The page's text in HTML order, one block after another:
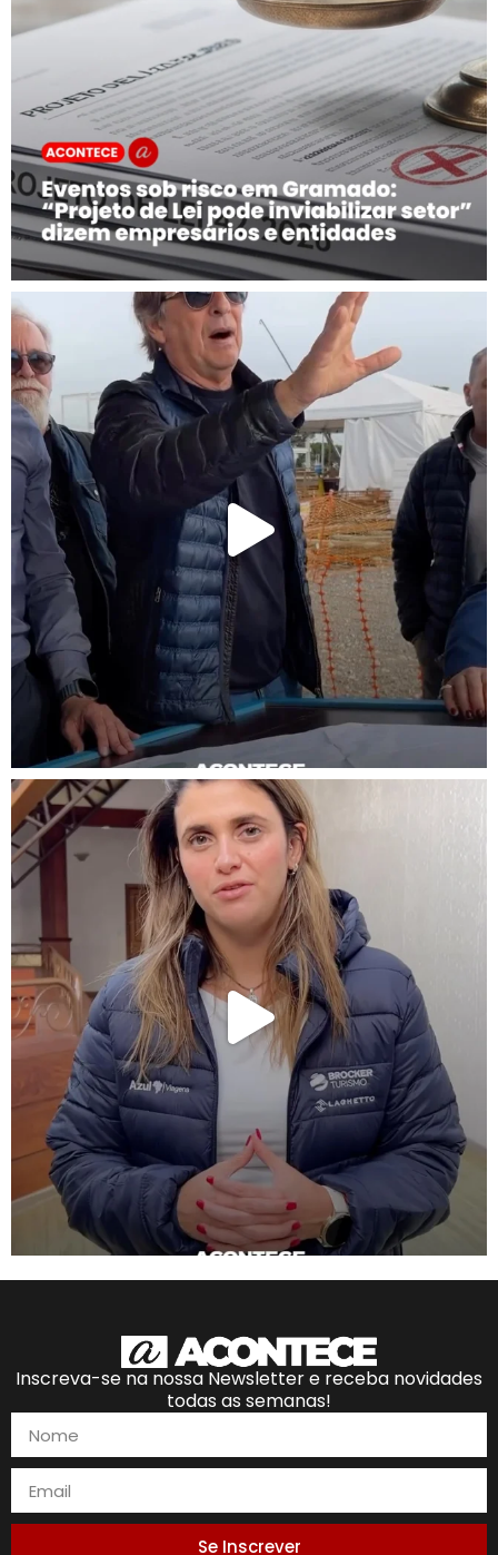
Inscreva-se na nossa Newsletter e receba novidades
todas as semanas!
Se Inscrever